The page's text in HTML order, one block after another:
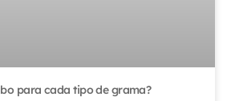
para cada tipo de grama?